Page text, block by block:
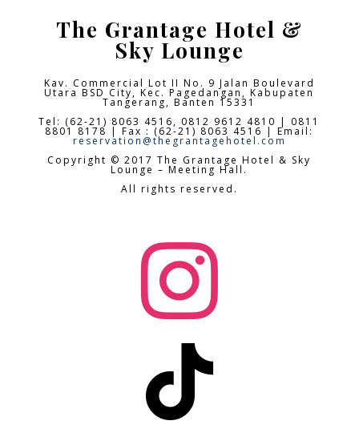
The Grantage Hotel &
Sky Lounge
Kav. Commercial Lot II No. 9 Jalan Boulevard
Utara BSD City,Kec. Pagedangan, Kabupaten
Tangerang, Banten 15331
Tel: (62-21) 8063 4516, 0812 9612 4810 | 0811
8801 8178 | Fax : (62-21) 8063 4516 | Email:
reservation@thegrantagehotel.com
Copyright © 2017 The Grantage Hotel & Sky
Lounge – Meeting Hall.
All rights reserved.

